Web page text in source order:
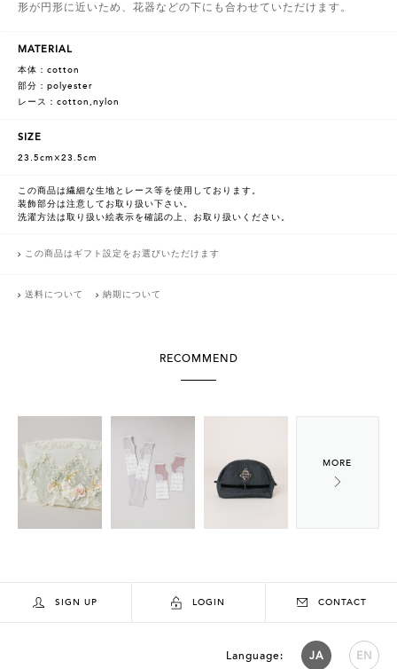
形が円形に近いため、花器などの下にも合わせていただけます。
MATERIAL
本体：cotton
部分：polyester
レース：cotton,nylon
SIZE
23.5cm×23.5cm
この商品は繊細な生地とレース等を使用しております。
装飾部分は注意してお取り扱い下さい。
洗濯方法は取り扱い絵表示を確認の上、お取り扱いください。
この商品はギフト設定をお選びいただけます
送料について 納期について
RECOMMEND
SIGN UP LOGIN CONTACT
Language: JA EN